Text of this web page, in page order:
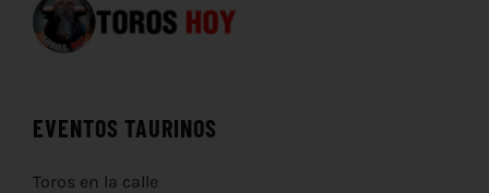
EVENTOS TAURINOS
Toros en la calle